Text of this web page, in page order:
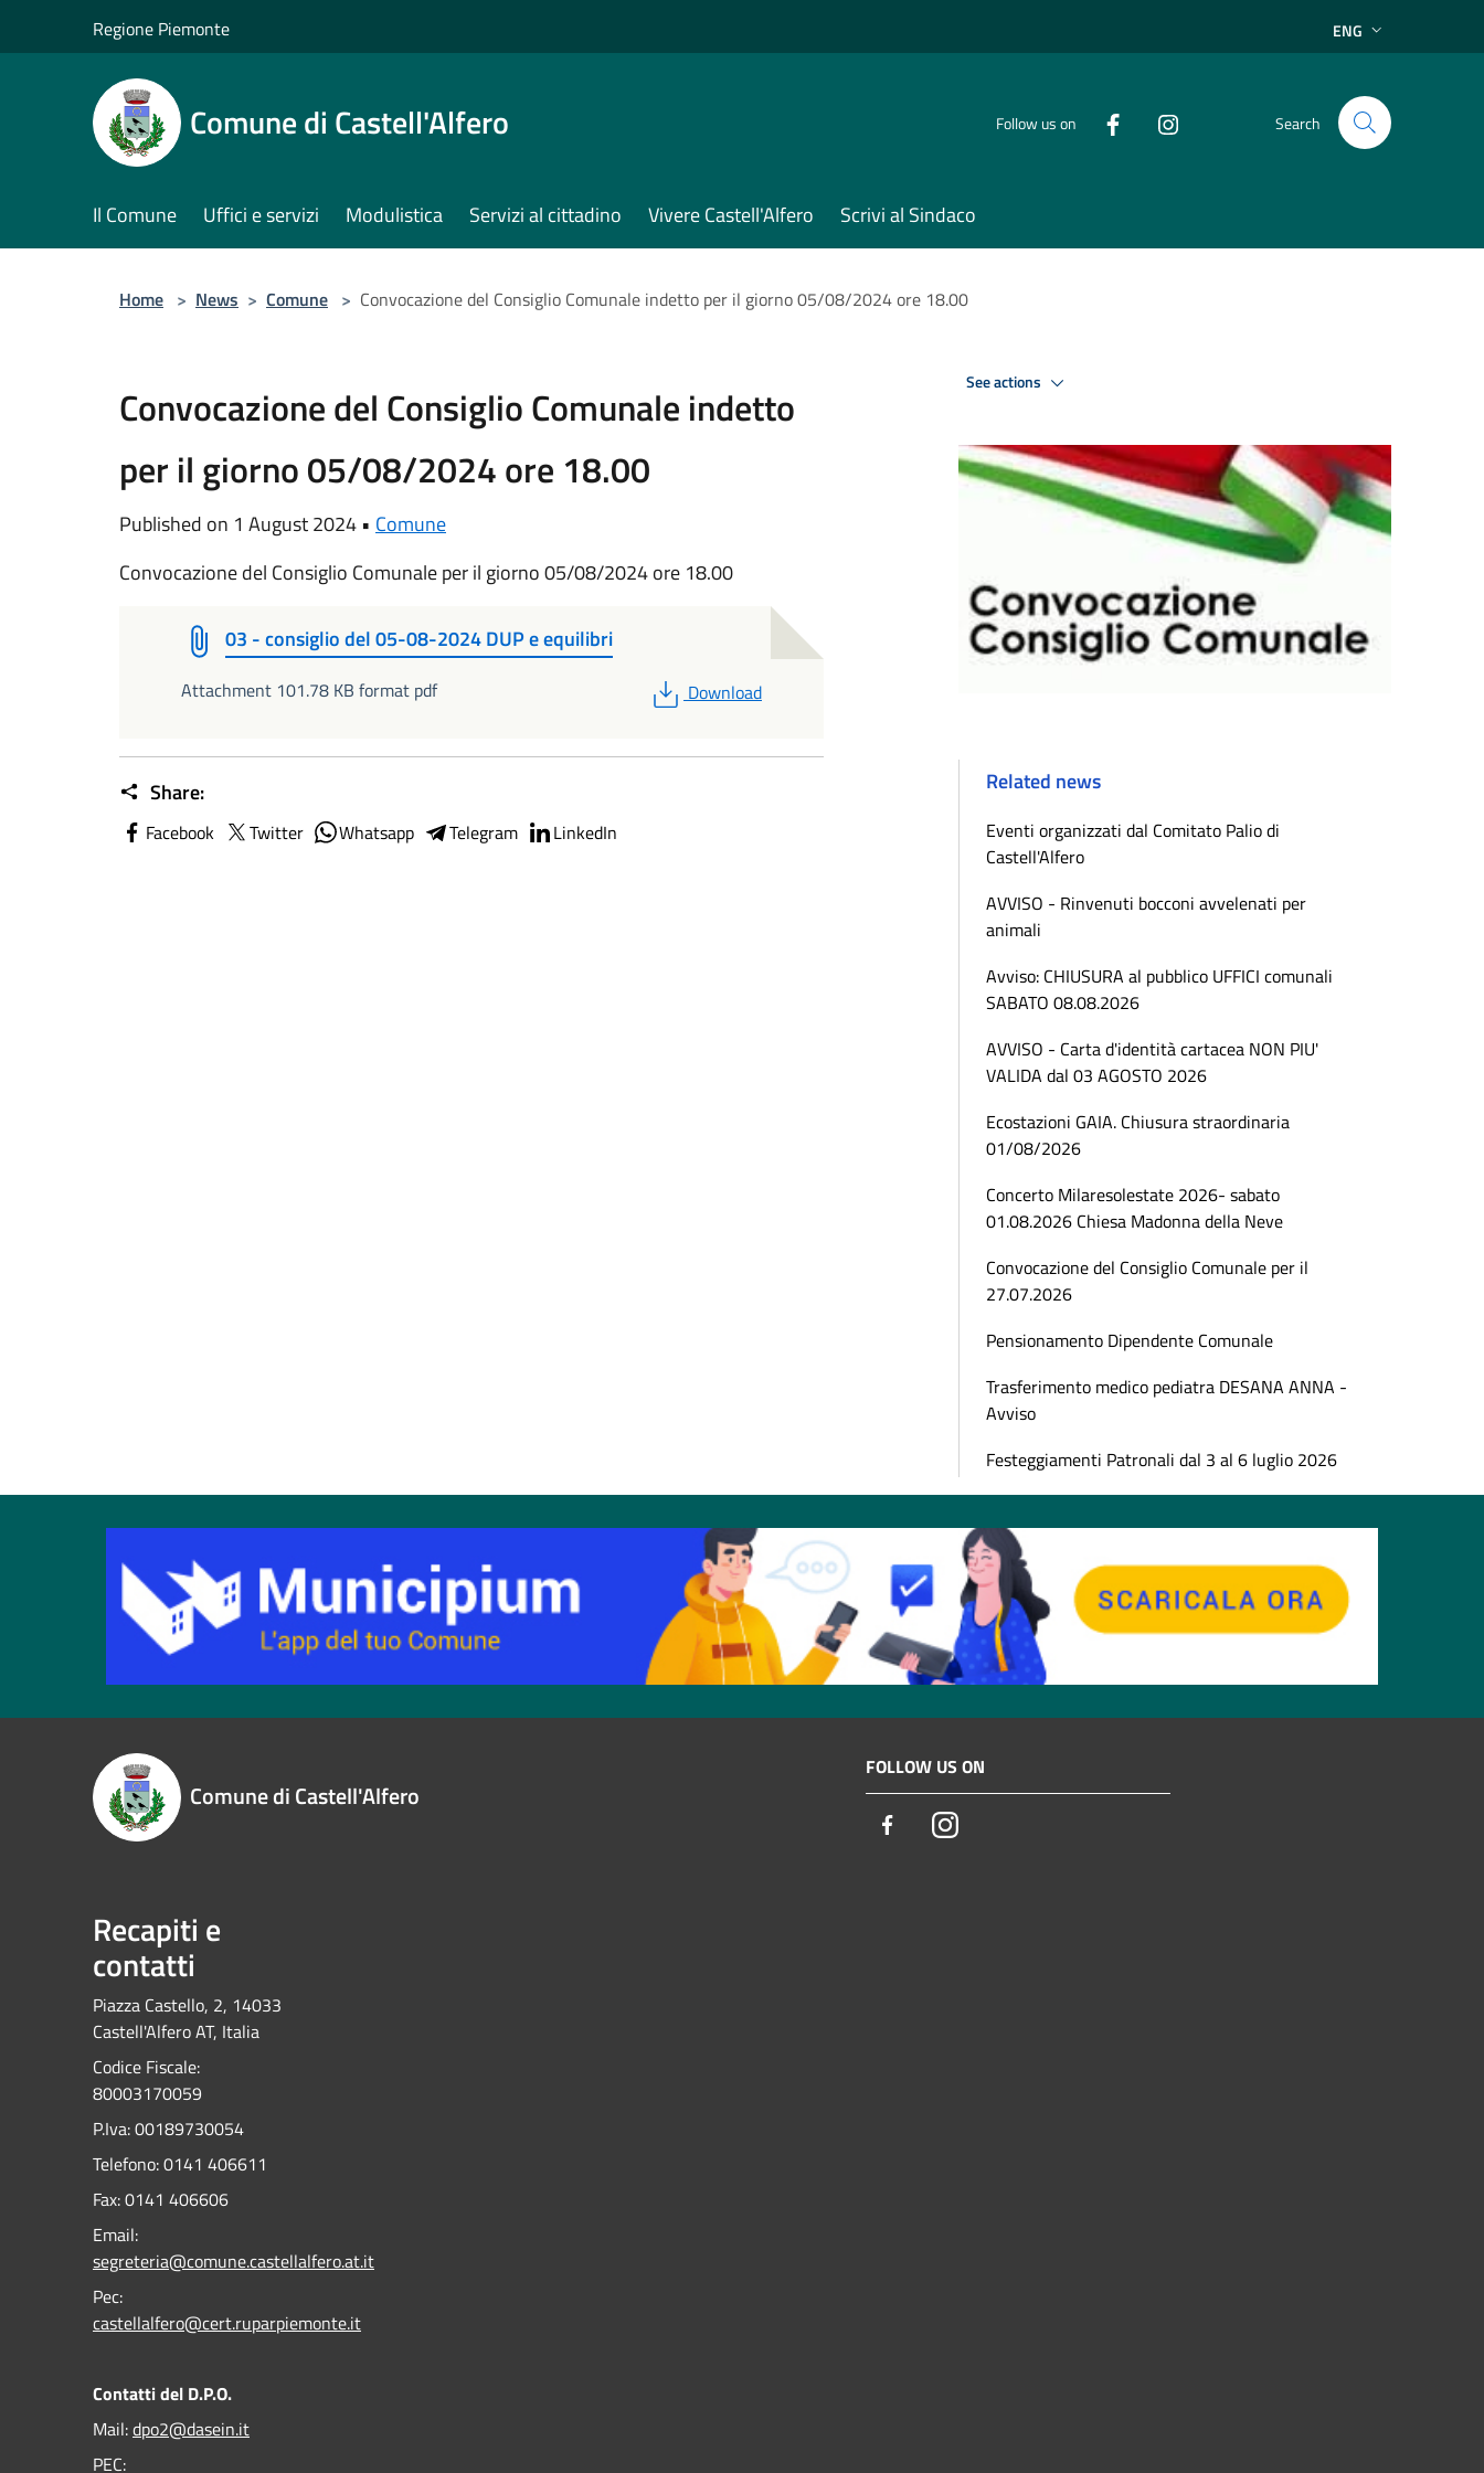
Regione Piemonte ENG
Comune di Castell'Alfero Follow us on Search
Il Comune Uffici e servizi Modulistica Servizi al cittadino Vivere Castell'Alfero Scrivi al Sindaco
Home > News > Comune > Convocazione del Consiglio Comunale indetto per il giorno 05/08/2024 ore 18.00
Convocazione del Consiglio Comunale indetto
per il giorno 05/08/2024 ore 18.00
Published on 1 August 2024 • Comune
Convocazione del Consiglio Comunale per il giorno 05/08/2024 ore 18.00
03 - consiglio del 05-08-2024 DUP e equilibri
Attachment 101.78 KB format pdf PDF
Download
Share:
Facebook Twitter Whatsapp Telegram LinkedIn
See actions
Related news
Eventi organizzati dal Comitato Palio di
Castell'Alfero
AVVISO - Rinvenuti bocconi avvelenati per
animali
Avviso: CHIUSURA al pubblico UFFICI comunali
SABATO 08.08.2026
AVVISO - Carta d'identità cartacea NON PIU'
VALIDA dal 03 AGOSTO 2026
Ecostazioni GAIA. Chiusura straordinaria
01/08/2026
Concerto Milaresolestate 2026- sabato
01.08.2026 Chiesa Madonna della Neve
Convocazione del Consiglio Comunale per il
27.07.2026
Pensionamento Dipendente Comunale
Trasferimento medico pediatra DESANA ANNA -
Avviso
Festeggiamenti Patronali dal 3 al 6 luglio 2026
Comune di Castell'Alfero
FOLLOW US ON
FacebookInstagram
Recapiti e
contatti
Piazza Castello, 2, 14033
Castell'Alfero AT, Italia
Codice Fiscale:
80003170059
P.Iva: 00189730054
Telefono:0141 406611
Fax:0141 406606
Email:
segreteria@comune.castellalfero.at.it
Pec:
castellalfero@cert.ruparpiemonte.it
Contatti del D.P.O.
Mail:dpo2@dasein.it
PEC: